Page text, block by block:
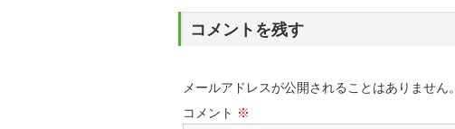
コメントを残す
メールアドレスが公開されることはありません。
コメント ※